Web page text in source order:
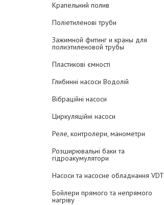
Крапельний полив
Поліетиленові труби
Зажимной фитинг и краны для
полиэтиленовой трубы
Пластикові ємності
Глибинні насоси Водолій
Вібраційні насоси
Циркуляційні насоси
Реле, контролери, манометри
Розширювальні баки та
гідроакумулятори
Насоси та насосне обладнання VDT
Бойлери прямого та непрямого
нагріву